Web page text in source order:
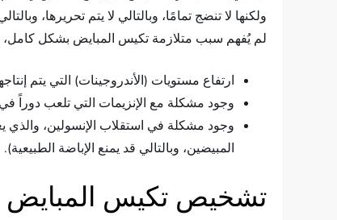
ولكنها لا تنضج تمامًا، وبالتالي لا يتم تحريرها،
لم يُفهم سبب متلازمة تكيس المبايض بشكل كامل،
ارتفاع مستويات (الأندروجينات) التي يتم
وجود مشكلة مع الإنزيمات التي تلعب دوراً
وجود مشكلة في استقلاب الإنسولين، والذي
المبيضين، وبالتالي قد يمنع الإباضة الطبيعية).
تشخيص تكيس المبايض